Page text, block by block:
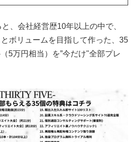
、会社経営歴10年以上の中で、
ボリュームを目指して作った、35
5万円相当）を”今だけ"全部プレ